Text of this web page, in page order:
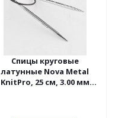
Спицы круговые
латунные Nova Metal
KnitPro, 25 см, 3.00 мм